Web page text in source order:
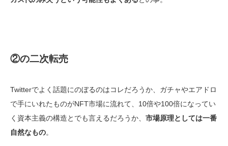
②の二次転売
Twitterでよく話題にのぼるのはコレだろうか、ガチャやエアドロ
で手にいれたものがNFT市場に流れて、10倍や100倍になってい
く資本主義の構造とでも言えるだろうか、 市場原理としては一番
自然なもの。